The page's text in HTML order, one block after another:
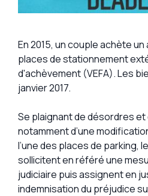
En 2015, un couple achète
places de stationnement
d'achèvement (VEFA). Les
janvier 2017.
Se plaignant de désordres
notamment d’une
l’une des places de parking,
sollicitent en référé une
judiciaire puis assignent en
indemnisation du préjudice